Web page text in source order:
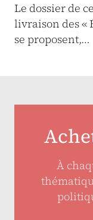
Le dossier de
livraison des «
se proposent,…
À